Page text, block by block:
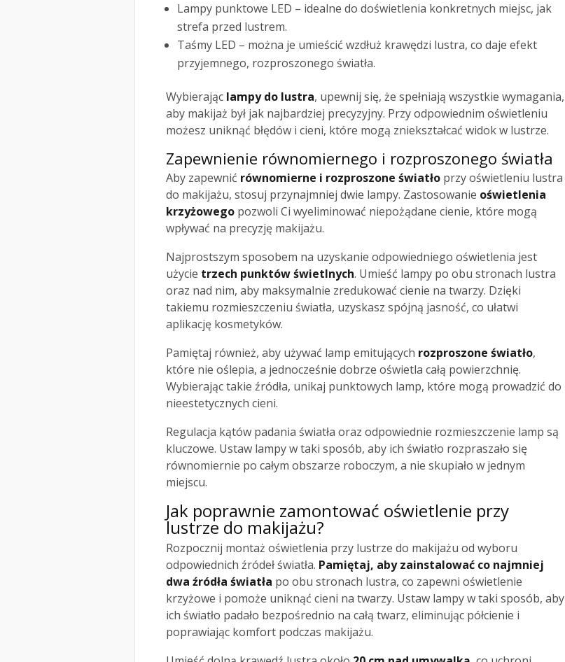
Lampy punktowe LED – idealne do doświetlenia konkretnych miejsc, jak
strefa przed lustrem.
Taśmy LED – można je umieścić wzdłuż krawędzi lustra, co daje efekt
przyjemnego, rozproszonego światła.
Wybierając lampy do lustra, upewnij się, że spełniają wszystkie wymagania,
aby makijaż był jak najbardziej precyzyjny. Przy odpowiednim oświetleniu
możesz uniknąć błędów i cieni, które mogą zniekształcać widok w lustrze.
Zapewnienie równomiernego i rozproszonego światła
Aby zapewnić równomierne i rozproszone światło przy oświetleniu lustra
do makijażu, stosuj przynajmniej dwie lampy. Zastosowanie oświetlenia
krzyżowego pozwoli Ci wyeliminować niepożądane cienie, które mogą
wpływać na precyzję makijażu.
Najprostszym sposobem na uzyskanie odpowiedniego oświetlenia jest
użycie trzech punktów świetlnych. Umieść lampy po obu stronach lustra
oraz nad nim, aby maksymalnie zredukować cienie na twarzy. Dzięki
takiemu rozmieszczeniu światła, uzyskasz spójną jasność, co ułatwi
aplikację kosmetyków.
Pamiętaj również, aby używać lamp emitujących rozproszone światło,
które nie oślepia, a jednocześnie dobrze oświetla całą powierzchnię.
Wybierając takie źródła, unikaj punktowych lamp, które mogą prowadzić do
nieestetycznych cieni.
Regulacja kątów padania światła oraz odpowiednie rozmieszczenie lamp są
kluczowe. Ustaw lampy w taki sposób, aby ich światło rozpraszało się
równomiernie po całym obszarze roboczym, a nie skupiało w jednym
miejscu.
Jak poprawnie zamontować oświetlenie przy
lustrze do makijażu?
Rozpocznij montaż oświetlenia przy lustrze do makijażu od wyboru
odpowiednich źródeł światła. Pamiętaj, aby zainstalować co najmniej
dwa źródła światła po obu stronach lustra, co zapewni oświetlenie
krzyżowe i pomoże uniknąć cieni na twarzy. Ustaw lampy w taki sposób, aby
ich światło padało bezpośrednio na całą twarz, eliminując półcienie i
poprawiając komfort podczas makijażu.